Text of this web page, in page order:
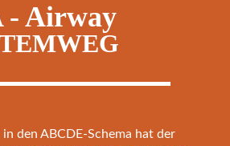
- Airway
den ABCDE-Schema hat der